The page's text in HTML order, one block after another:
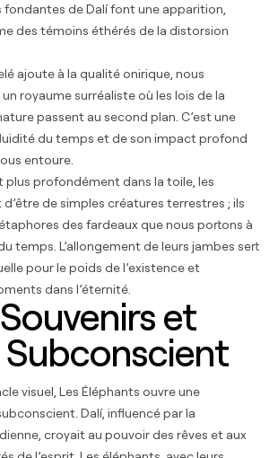
fondantes de Dalí font une apparition,
des témoins éthérés de la distorsion
ajoute à la qualité onirique, nous
royaume surréaliste où les lois de la
passent au second plan. C’est une
du temps et de son impact profond
entoure.
plus profondément dans la toile, les
de simples créatures terrestres ; ils
des fardeaux que nous portons à
temps. L’allongement de leurs jambes sert
pour le poids de l’existence et
dans l’éternité.
et
Subconscient
visuel, Les Éléphants ouvre une
Dalí, influencé par la
croyait au pouvoir des rêves et aux